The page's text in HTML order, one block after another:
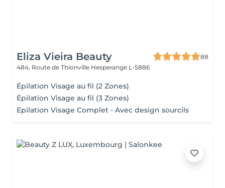
Eliza Vieira Beauty
88
484, Route de Thionville Hesperange L-5886
Épilation Visage au fil (2 Zones)
Épilation Visage au fil (3 Zones)
Epilation Visage Complet - Avec design sourcils